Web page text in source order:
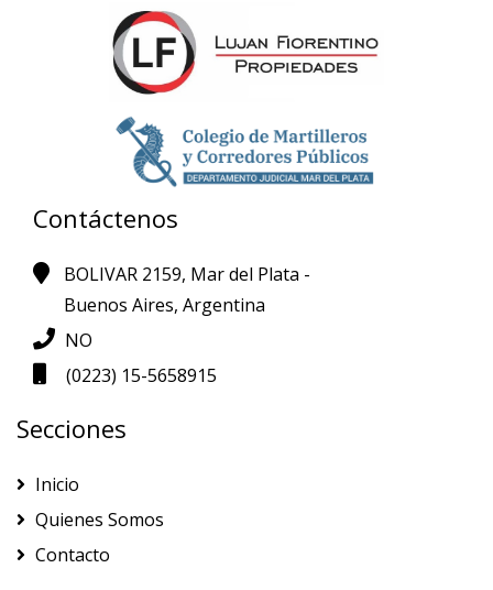
Contáctenos
BOLIVAR 2159, Mar del Plata -
Buenos Aires, Argentina
NO
(0223) 15-5658915
Secciones
Inicio
Quienes Somos
Contacto